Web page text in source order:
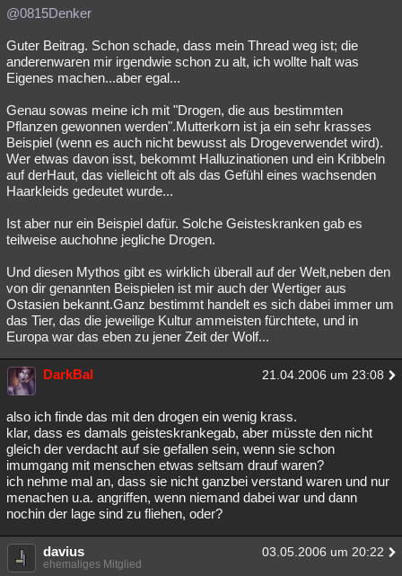
@0815Denker
Guter Beitrag. Schon schade, dass mein Thread weg ist; die
anderenwaren mir irgendwie schon zu alt, ich wollte halt was
Eigenes machen...aber egal...
Genau sowas meine ich mit "Drogen, die aus bestimmten
Pflanzen gewonnen werden".Mutterkorn ist ja ein sehr krasses
Beispiel (wenn es auch nicht bewusst als Drogeverwendet wird).
Wer etwas davon isst, bekommt Halluzinationen und ein Kribbeln
auf derHaut, das vielleicht oft als das Gefühl eines wachsenden
Haarkleids gedeutet wurde...
Ist aber nur ein Beispiel dafür. Solche Geisteskranken gab es
teilweise auchohne jegliche Drogen.
Und diesen Mythos gibt es wirklich überall auf der Welt,neben den
von dir genannten Beispielen ist mir auch der Wertiger aus
Ostasien bekannt.Ganz bestimmt handelt es sich dabei immer um
das Tier, das die jeweilige Kultur ammeisten fürchtete, und in
Europa war das eben zu jener Zeit der Wolf...
DarkBal 21.04.2006 um 23:08
also ich finde das mit den drogen ein wenig krass.
klar, dass es damals geisteskrankegab, aber müsste den nicht
gleich der verdacht auf sie gefallen sein, wenn sie schon
imumgang mit menschen etwas seltsam drauf waren?
ich nehme mal an, dass sie nicht ganzbei verstand waren und nur
menachen u.a. angriffen, wenn niemand dabei war und dann
nochin der lage sind zu fliehen, oder?
davius 03.05.2006 um 20:22
ehemaliges Mitglied